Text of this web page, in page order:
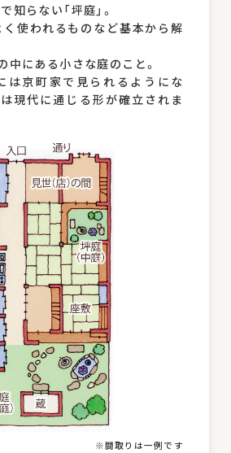
知らない「坪庭」。
使われるものなど基本から解
中にある小さな庭のこと。
は京町家で見られるようにな
現代に通じる形が確立されま
※間取りは一例です